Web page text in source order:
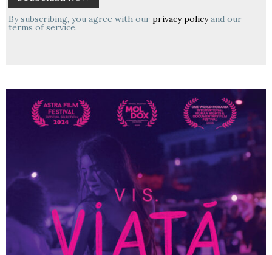
By subscribing, you agree with our privacy policyand our
terms of service.